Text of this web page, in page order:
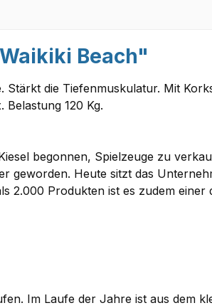
Beach"
die Tiefenmuskulatur. Mit
120 Kg.
begonnen, Spielzeuge zu
Heute sitzt das
2.000 Produkten ist es zudem einer
Im Laufe der Jahre ist aus dem